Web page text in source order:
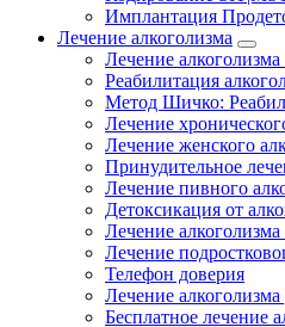
Имплантация
Лечение алкоголизма
Лечение алкоголизма
Реабилитация
Метод Шичко:
Лечение
Лечение женского
Принудительное
Лечение пивного
Детоксикация от
Лечение
Лечение
Телефон доверия
Лечение
Бесплатное лечение